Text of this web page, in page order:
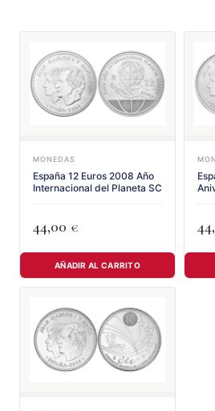
MONEDAS
España 12 Euros 2008 Año
Internacional del Planeta SC
44,00 €
AÑADIR AL CARRITO